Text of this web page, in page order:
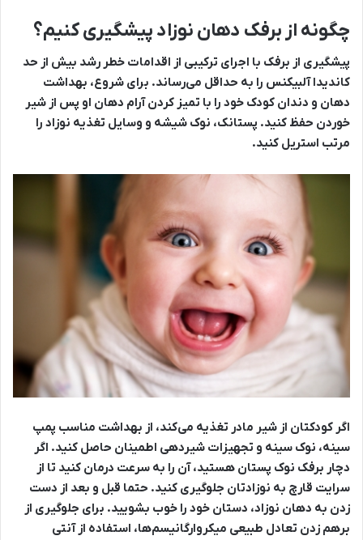
چگونه از برفک دهان نوزاد پیشگیری کنیم؟
پیشگیری از برفک با اجرای ترکیبی از اقدامات خطر رشد بیش از حد
کاندیدا آلبیکنس را به حداقل می‌رساند. برای شروع، بهداشت
دهان و دندان کودک خود را با تمیز کردن آرام دهان او پس از شیر
خوردن حفظ کنید. پستانک، نوک شیشه و وسایل تغذیه نوزاد را
مرتب استریل کنید.
اگر کودکتان از شیر مادر تغذیه می‌کند، از بهداشت مناسب پمپ
سینه، نوک سینه و تجهیزات شیردهی اطمینان حاصل کنید. اگر
دچار برفک نوک پستان هستید، آن را به سرعت درمان کنید تا از
سرایت قارچ به نوزادتان جلوگیری کنید. حتما قبل و بعد از دست
زدن به دهان نوزاد، دستان خود را خوب بشویید. برای جلوگیری از
برهم زدن تعادل طبیعی میکروارگانیسم‌ها، استفاده از آنتی